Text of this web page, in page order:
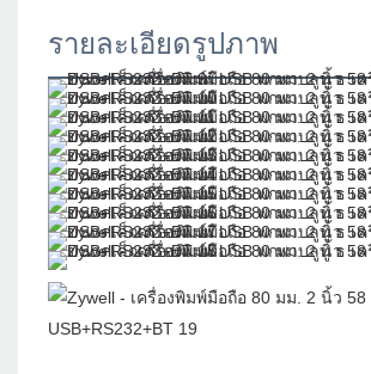
รายละเอียดรูปภาพ